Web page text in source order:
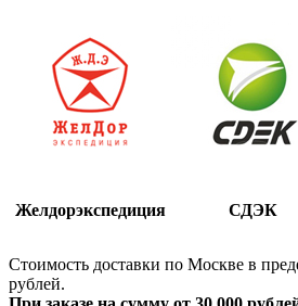
Желдорэкспедиция СДЭК
Стоимость доставки по Москве в
рублей.